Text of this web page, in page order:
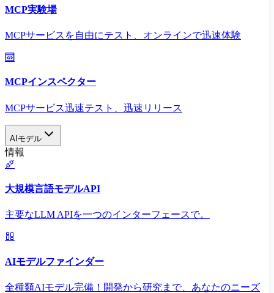
MCP実験場
MCPサービスを自由にテスト、オンラインで迅速体験
MCPインスペクター
MCPサービス迅速テスト、迅速リリース
AIモデル
情報
大規模言語モデルAPI
主要なLLM APIを一つのインターフェースで。
AIモデルファインダー
全種類AIモデル完備！開発から研究まで、あなたのニーズ